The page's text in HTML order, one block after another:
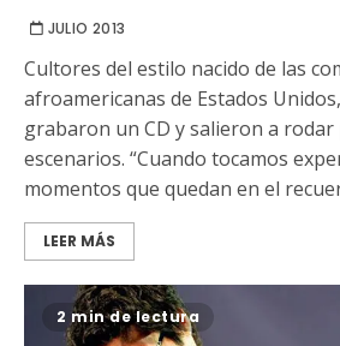
JULIO 2013
Cultores del estilo nacido de las
afroamericanas de Estados
grabaron un CD y salieron a
escenarios. “Cuando tocamos
momentos que quedan en el
LEER MÁS
2 min de lectura